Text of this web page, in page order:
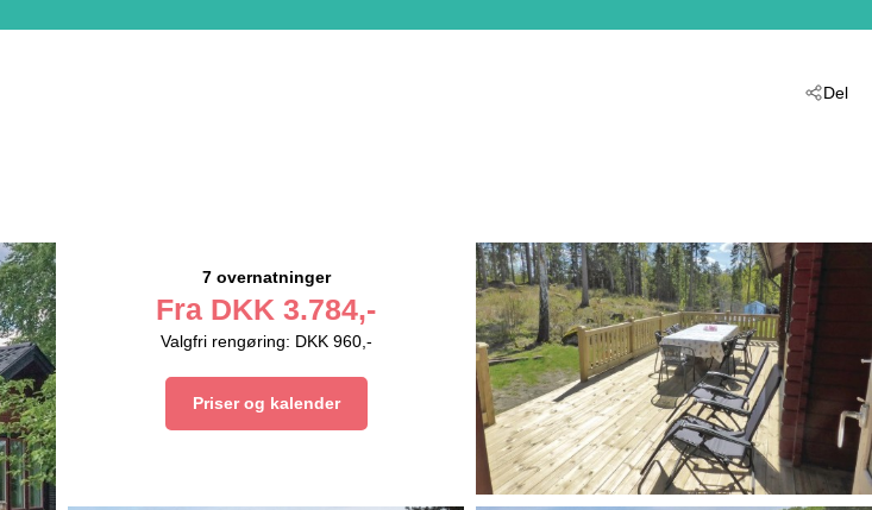
Del
7 overnatninger
Fra DKK 3.784,-
Valgfri rengøring: DKK 960,-
Priser og kalender